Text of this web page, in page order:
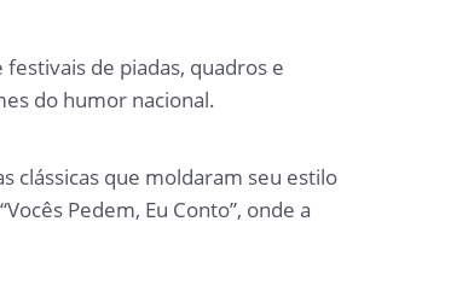
de piadas, quadros e
do humor nacional.
clássicas que moldaram seu estilo
Pedem, Eu Conto”, onde a